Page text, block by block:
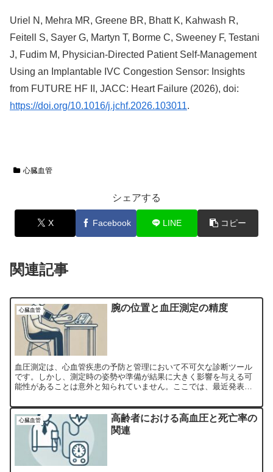
Uriel N, Mehra MR, Greene BR, Bhatt K, Kahwash R,
Feitell S, Sayer G, Martyn T, Borme C, Sweeney F, Testani
J, Fudim M, Physician-Directed Patient Self-Management
Using an Implantable IVC Congestion Sensor: Insights
from FUTURE HF II, JACC: Heart Failure (2026), doi:
https://doi.org/10.1016/j.jchf.2026.103011.
心臓血管
シェアする
X Facebook LINE コピー
関連記事
心臓血管 腕の位置と血圧測定の精度
血圧測定は、心血管疾患の予防と管理において不可欠な診断ツール
です。しかし、測定時の姿勢や準備が結果に大きく影響を与える可
能性があることは意外と知られていません。ここでは、最近発表さ
定...
心臓血管
高齢者における高血圧と死亡率の
関連